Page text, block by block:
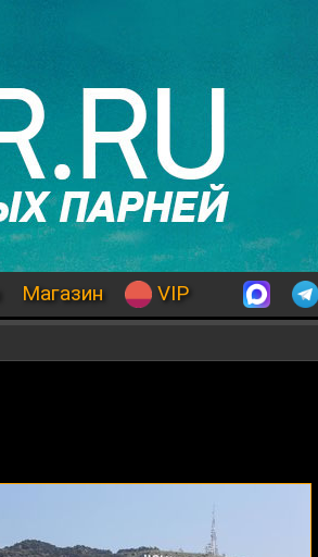
Магазин VIP